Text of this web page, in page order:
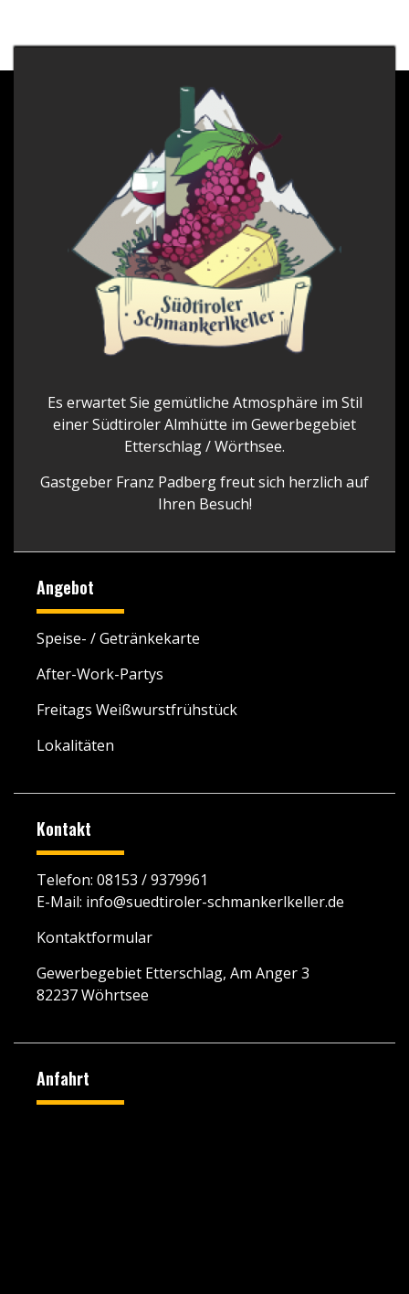
Es erwartet Sie gemütliche Atmosphäre im Stil
einer Südtiroler Almhütte im Gewerbegebiet
Etterschlag / Wörthsee.
Gastgeber Franz Padberg freut sich herzlich auf
Ihren Besuch!
Angebot
Speise- / Getränkekarte
After-Work-Partys
Freitags Weißwurstfrühstück
Lokalitäten
Kontakt
Telefon: 08153 / 9379961
E-Mail: info@suedtiroler-schmankerlkeller.de
Kontaktformular
Gewerbegebiet Etterschlag, Am Anger 3
82237 Wöhrtsee
Anfahrt